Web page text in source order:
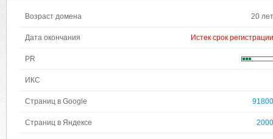
Возраст домена 20 лет
Дата окончания Истек срок регистрации
PR
ИКС
Страниц в Google 91800
Страниц в Яндексе 2000